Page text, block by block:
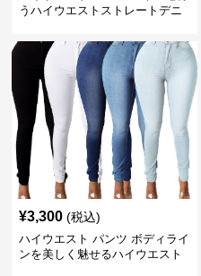
うハイウエストストレートデニ
¥3,300 (税込)
ハイウエスト パンツ ボディライ
ンを美しく魅せるハイウエスト